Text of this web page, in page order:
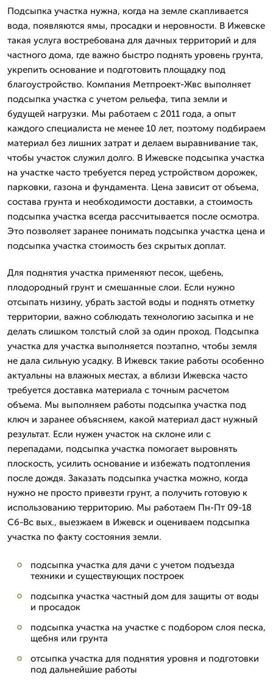
Подсыпка участка нужна, когда на земле скапливается
вода, появляются ямы, просадки и неровности. В Ижевске
такая услуга востребована для дачных территорий и для
частного дома, где важно быстро поднять уровень грунта,
укрепить основание и подготовить площадку под
благоустройство. Компания Метпроект-Жвс выполняет
подсыпка участка с учетом рельефа, типа земли и
будущей нагрузки. Мы работаем с 2011 года, а опыт
каждого специалиста не менее 10 лет, поэтому подбираем
материал без лишних затрат и делаем выравнивание так,
чтобы участок служил долго. В Ижевске подсыпка участка
на участке часто требуется перед устройством дорожек,
парковки, газона и фундамента. Цена зависит от объема,
состава грунта и необходимости доставки, а стоимость
подсыпка участка всегда рассчитывается после осмотра.
Это позволяет заранее понимать подсыпка участка цена и
подсыпка участка стоимость без скрытых доплат.
Для поднятия участка применяют песок, щебень,
плодородный грунт и смешанные слои. Если нужно
отсыпать низину, убрать застой воды и поднять отметку
территории, важно соблюдать технологию засыпка и не
делать слишком толстый слой за один проход. Подсыпка
участка для участка выполняется поэтапно, чтобы земля
не дала сильную усадку. В Ижевск такие работы особенно
актуальны на влажных местах, а вблизи Ижевска часто
требуется доставка материала с точным расчетом
объема. Мы выполняем работы подсыпка участка под
ключ и заранее объясняем, какой материал даст нужный
результат. Если нужен участок на склоне или с
перепадами, подсыпка участка помогает выровнять
плоскость, усилить основание и избежать подтопления
после дождя. Заказать подсыпка участка можно, когда
нужно не просто привезти грунт, а получить готовую к
использованию территорию. Мы работаем Пн-Пт 09-18
Сб-Вс вых., выезжаем в Ижевск и оцениваем подсыпка
участка по факту состояния земли.
подсыпка участка для дачи с учетом подъезда
техники и существующих построек
подсыпка участка частный дом для защиты от воды
и просадок
подсыпка участка на участке с подбором слоя песка,
щебня или грунта
отсыпка участка для поднятия уровня и подготовки
под дальнейшие работы